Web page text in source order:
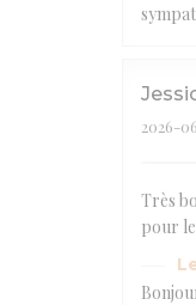
2026-
Très
pour